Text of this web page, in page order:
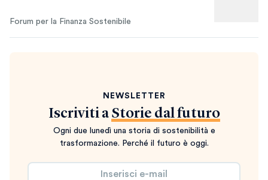
Forum per la Finanza Sostenibile
NEWSLETTER
Iscriviti a Storie dal futuro
Ogni due lunedì una storia di sostenibilità e
trasformazione. Perché il futuro è oggi.